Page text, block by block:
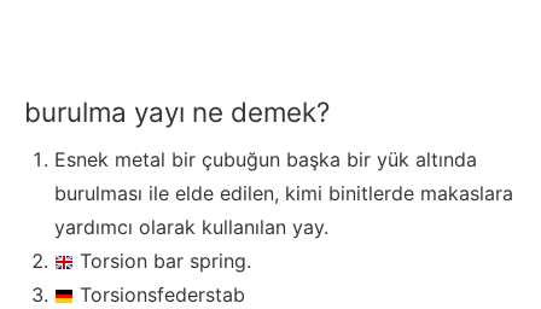
burulma yayı ne demek?
Esnek metal bir çubuğun başka bir yük altında
burulması ile elde edilen, kimi binitlerde makaslara
yardımcı olarak kullanılan yay.
Torsion bar spring.
Torsionsfederstab